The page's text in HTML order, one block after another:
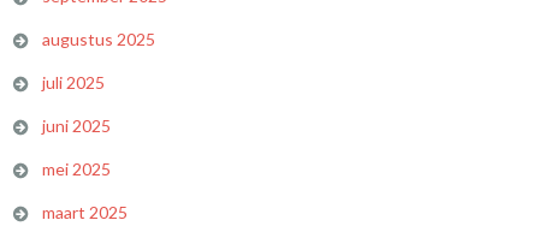
augustus 2025
juli 2025
juni 2025
mei 2025
maart 2025